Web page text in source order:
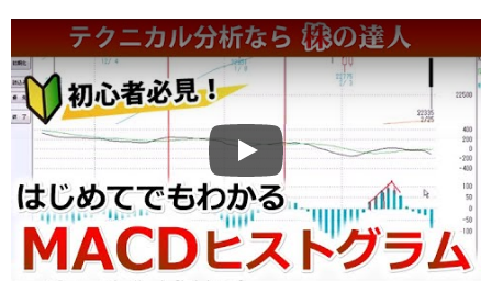
Play